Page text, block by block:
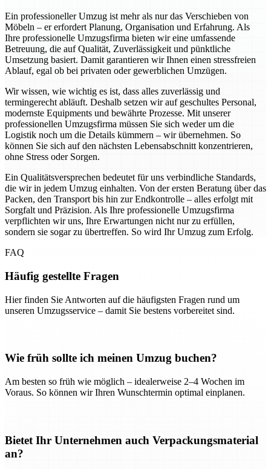
Ein professioneller Umzug ist mehr als nur das Verschieben von
Möbeln – er erfordert Planung, Organisation und Erfahrung. Als
Ihre professionelle Umzugsfirma bieten wir eine umfassende
Betreuung, die auf Qualität, Zuverlässigkeit und pünktliche
Umsetzung basiert. Damit garantieren wir Ihnen einen stressfreien
Ablauf, egal ob bei privaten oder gewerblichen Umzügen.
Wir wissen, wie wichtig es ist, dass alles zuverlässig und
termingerecht abläuft. Deshalb setzen wir auf geschultes Personal,
modernste Equipments und bewährte Prozesse. Mit unserer
professionellen Umzugsfirma müssen Sie sich weder um die
Logistik noch um die Details kümmern – wir übernehmen. So
können Sie sich auf den nächsten Lebensabschnitt konzentrieren,
ohne Stress oder Sorgen.
Ein Qualitätsversprechen bedeutet für uns verbindliche Standards,
die wir in jedem Umzug einhalten. Von der ersten Beratung über das
Packen, den Transport bis hin zur Endkontrolle – alles erfolgt mit
Sorgfalt und Präzision. Als Ihre professionelle Umzugsfirma
verpflichten wir uns, Ihre Erwartungen nicht nur zu erfüllen,
sondern sie sogar zu übertreffen. So wird Ihr Umzug zum Erfolg.
FAQ
Häufig gestellte Fragen
Hier finden Sie Antworten auf die häufigsten Fragen rund um
unseren Umzugsservice – damit Sie bestens vorbereitet sind.
Wie früh sollte ich meinen Umzug buchen?
Am besten so früh wie möglich – idealerweise 2–4 Wochen im
Voraus. So können wir Ihren Wunschtermin optimal einplanen.
Bietet Ihr Unternehmen auch Verpackungsmaterial
an?